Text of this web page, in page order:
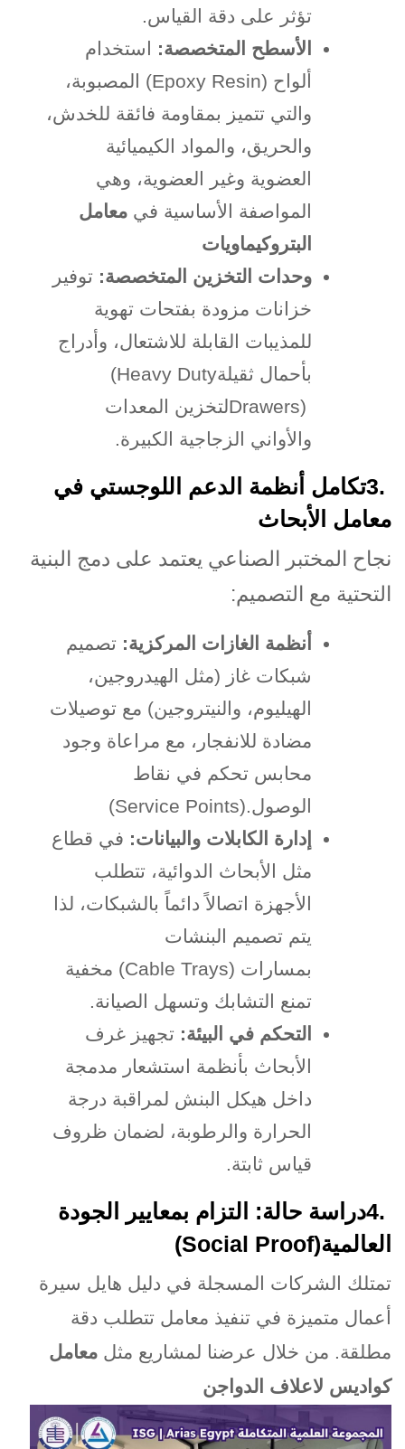
تؤثر على دقة القياس.
الأسطح المتخصصة:
استخدام
ألواح (Epoxy Resin) المصبوبة،
والتي تتميز بمقاومة فائقة للخدش،
والحريق، والمواد الكيميائية
العضوية وغير العضوية، وهي
المواصفة الأساسية في معامل
البتروكيماويات
وحدات التخزين المتخصصة: توفير
خزانات مزودة بفتحات تهوية
للمذيبات القابلة للاشتعال، وأدراج
بأحمال ثقيلة(Heavy Duty
Drawers)لتخزين المعدات
والأواني الزجاجية الكبيرة.
3.تكامل أنظمة الدعم اللوجستي في
معامل الأبحاث
نجاح المختبر الصناعي يعتمد على دمج البنية
التحتية مع التصميم:
أنظمة الغازات المركزية: تصميم
شبكات غاز (مثل الهيدروجين،
الهيليوم، والنيتروجين) مع توصيلات
مضادة للانفجار، مع مراعاة وجود
محابس تحكم في نقاط
الوصول(Service Points).
إدارة الكابلات والبيانات: في قطاع
مثل الأبحاث الدوائية، تتطلب
الأجهزة اتصالاً دائماً بالشبكات، لذا
يتم تصميم البنشات
بمسارات (Cable Trays) مخفية
تمنع التشابك وتسهل الصيانة.
التحكم في البيئة: تجهيز غرف
الأبحاث بأنظمة استشعار مدمجة
داخل هيكل البنش لمراقبة درجة
الحرارة والرطوبة، لضمان ظروف
قياس ثابتة.
4.دراسة حالة: التزام بمعايير الجودة
العالمية(Social Proof)
تمتلك الشركات المسجلة في دليل هايل سيرة
أعمال متميزة في تنفيذ معامل تتطلب دقة
مطلقة. من خلال عرضنا لمشاريع مثل معامل
كواديس لاعلاف الدواجن